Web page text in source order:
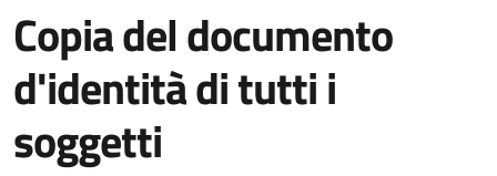
Copia del documento
d'identità di tutti i
soggetti